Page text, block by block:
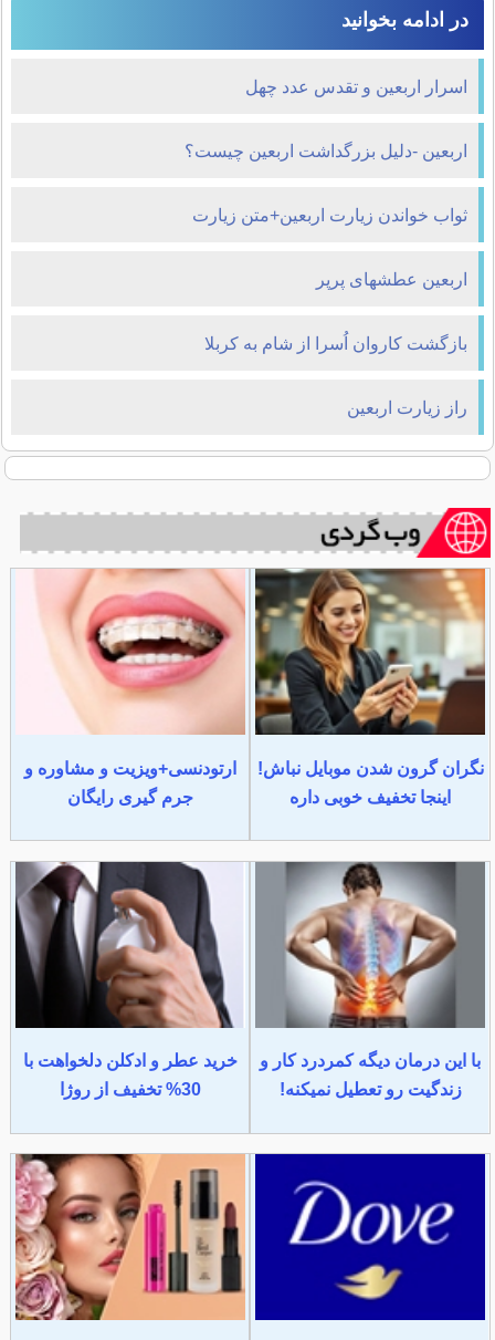
در ادامه بخوانید
اسرار اربعین و تقدس عدد چهل
اربعین -دلیل بزرگداشت اربعین چیست‌؟
ثواب خواندن زیارت اربعین+متن زیارت
اربعین عطش‏های پرپر
بازگشت كاروان اُسرا از شام به کربلا
راز زیارت اربعین
نگران گرون شدن موبایل نباش!
اینجا تخفیف خوبی داره
ارتودنسی+ویزیت و مشاوره و
جرم گیری رایگان
با این درمان دیگه کمردرد کار و
زندگیت رو تعطیل نمیکنه!
خرید عطر و ادکلن دلخواهت با
30% تخفیف از روژا